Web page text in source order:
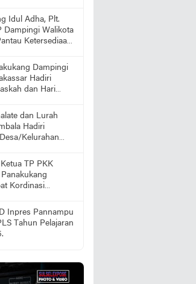
Idul Adha, Plt.
Dampingi Walikota
Ketersediaan
Dampingi
Hadiri
dan Hari
dan Lurah
Hadiri
Kelurahan
TP PKK
Kordinasi
Inpres Pannampu
Tahun Pelajaran